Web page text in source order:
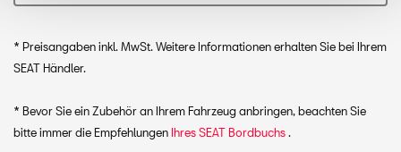
* Preisangaben inkl. MwSt. Weitere Informationen erhalten Sie bei Ihrem
SEAT Händler.
* Bevor Sie ein Zubehör an Ihrem Fahrzeug anbringen, beachten Sie
bitte immer die EmpfehlungenIhres SEAT Bordbuchs.